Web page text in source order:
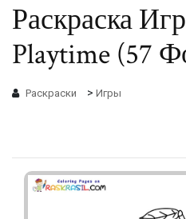
Раскраска
Playtime (57
Раскраски > Игры